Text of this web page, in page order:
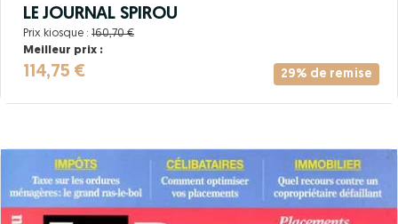
29% de remise
LE JOURNAL SPIROU
Prix kiosque : 160,70 €
Meilleur prix :
114,75 €